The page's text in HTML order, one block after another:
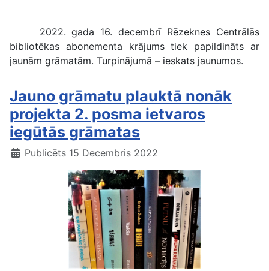
2022. gada 16. decembrī Rēzeknes Centrālās
bibliotēkas abonementa krājums tiek papildināts ar
jaunām grāmatām. Turpinājumā – ieskats jaunumos.
Jauno grāmatu plauktā nonāk
projekta 2. posma ietvaros
iegūtās grāmatas
Publicēts 15 Decembris 2022